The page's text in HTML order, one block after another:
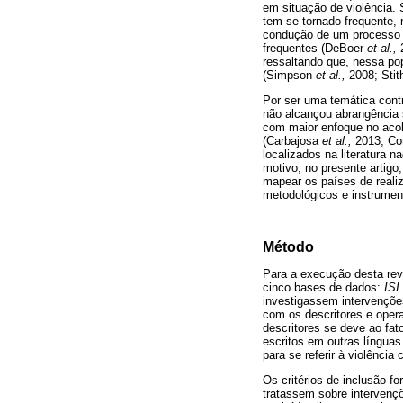
em situação de violência.
tem se tornado
condução de um
frequentes (DeBoer et al.,
ressaltando que, nessa
(Simpson et al., 2008;
Por ser uma temática
não alcançou
com maior enfoque no
(Carbajosa et al., 2013;
localizados na literatura
motivo, no presente
mapear os países de
metodológicos e
Método
Para a execução desta
cinco bases de dados: ISI
investigassem
com os descritores e
descritores se deve ao
escritos em outras
para se referir à violência
Os critérios de inclusão
tratassem sobre